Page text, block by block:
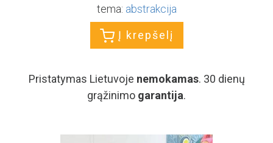
tema: abstrakcija
Į krepšelį
Pristatymas Lietuvoje nemokamas. 30 dienų
grąžinimo garantija.